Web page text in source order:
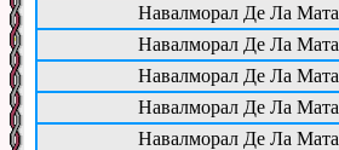
Навалморал Де Ла Мата
Навалморал Де Ла Мата
Навалморал Де Ла Мата
Навалморал Де Ла Мата
Навалморал Де Ла Мата